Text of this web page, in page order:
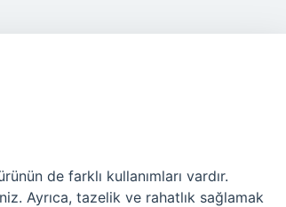
de farklı kullanımları vardır.
Ayrıca, tazelik ve rahatlık sağlamak